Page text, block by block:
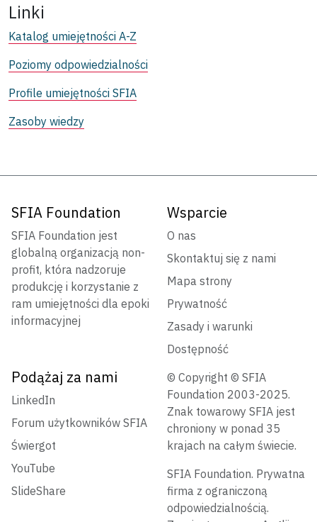
Linki
Katalog umiejętności A-Z
Poziomy odpowiedzialności
Profile umiejętności SFIA
Zasoby wiedzy
SFIA Foundation
SFIA Foundation jest
globalną organizacją non-
profit, która nadzoruje
produkcję i korzystanie z
ram umiejętności dla epoki
informacyjnej
Wsparcie
O nas
Skontaktuj się z nami
Mapa strony
Prywatność
Zasady i warunki
Dostępność
Podążaj za nami
LinkedIn
Forum użytkowników SFIA
Świergot
YouTube
SlideShare
© Copyright © SFIA
Foundation 2003-2025.
Znak towarowy SFIA jest
chroniony w ponad 35
krajach na całym świecie.
SFIA Foundation. Prywatna
firma z ograniczoną
odpowiedzialnością.